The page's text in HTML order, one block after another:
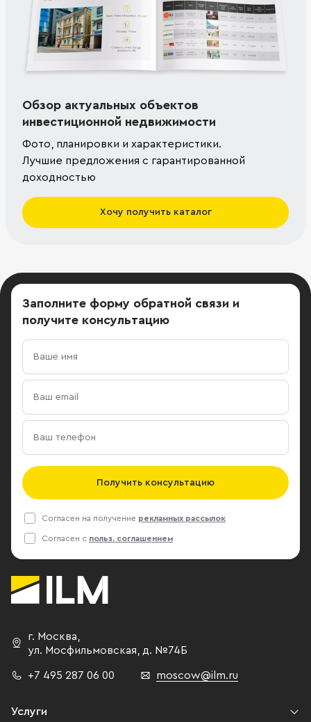
Обзор актуальных объектов
инвестиционной недвижимости
Фото, планировки и характеристики.
Лучшие предложения с гарантированной
доходностью
Хочу получить каталог
Заполните форму обратной связи и
получите консультацию
Получить консультацию
Согласен на получение рекламных рассылок
Согласен с польз. соглашением
г. Москва,
ул. Мосфильмовская, д. №74Б
+7 495 287 06 00 moscow@ilm.ru
Услуги